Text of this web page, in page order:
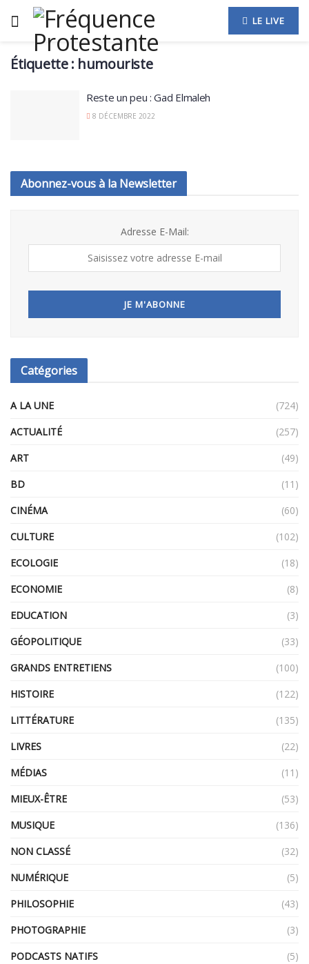
LE LIVE
Étiquette : humouriste
Reste un peu : Gad Elmaleh
8 DÉCEMBRE 2022
Abonnez-vous à la Newsletter
Adresse E-Mail:
Catégories
A LA UNE
(724)
ACTUALITÉ
(257)
ART
(49)
BD
(11)
CINÉMA
(60)
CULTURE
(102)
ECOLOGIE
(18)
ECONOMIE
(8)
EDUCATION
(3)
GÉOPOLITIQUE
(33)
GRANDS ENTRETIENS
(100)
HISTOIRE
(122)
LITTÉRATURE
(135)
LIVRES
(22)
MÉDIAS
(11)
MIEUX-ÊTRE
(53)
MUSIQUE
(136)
NON CLASSÉ
(32)
NUMÉRIQUE
(5)
PHILOSOPHIE
(43)
PHOTOGRAPHIE
(3)
PODCASTS NATIFS
(5)